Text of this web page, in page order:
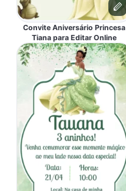
Convite Aniversário Princesa
Tiana para Editar Online